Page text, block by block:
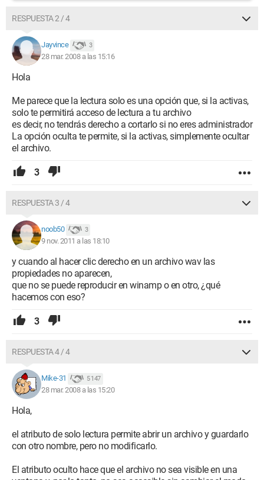
RESPUESTA 2 / 4
Jayvince 3
28 mar. 2008 a las 15:16
Hola
Me parece que la lectura solo es una opción que, si la activas,
solo te permitirá acceso de lectura a tu archivo
es decir, no tendrás derecho a cortarlo si no eres administrador
La opción oculta te permite, si la activas, simplemente ocultar
el archivo.
3
RESPUESTA 3 / 4
noob50 3
9 nov. 2011 a las 18:10
y cuando al hacer clic derecho en un archivo wav las
propiedades no aparecen,
que no se puede reproducir en winamp o en otro, ¿qué
hacemos con eso?
3
RESPUESTA 4 / 4
Mike-31 5 147
28 mar. 2008 a las 15:20
Hola,
el atributo de solo lectura permite abrir un archivo y guardarlo
con otro nombre, pero no modificarlo.
El atributo oculto hace que el archivo no sea visible en una